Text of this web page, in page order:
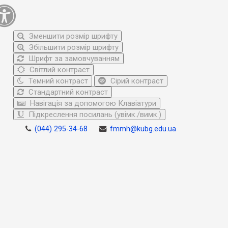
Зменшити розмір шрифту
Збільшити розмір шрифту
Шрифт за замовчуванням
Світлий контраст
Темний контраст
Сірий контраст
Стандартний контраст
Навігація за допомогою Клавіатури
Підкреслення посилань (увімк./вимк.)
(044) 295-34-68 fmmh@kubg.edu.ua